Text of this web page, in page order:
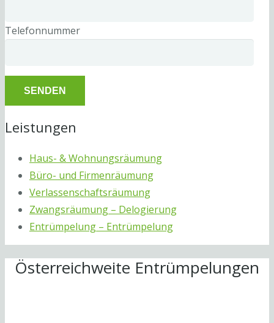
Telefonnummer
Leistungen
Haus- & Wohnungsräumung
Büro- und Firmenräumung
Verlassenschaftsräumung
Zwangsräumung – Delogierung
Entrümpelung – Entrümpelung
Österreichweite Entrümpelungen